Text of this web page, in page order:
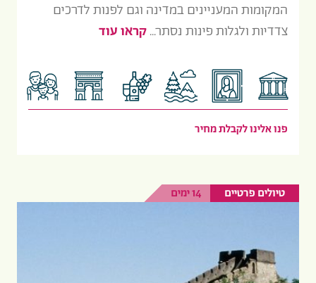
המקומות המעניינים במדינה וגם לפנות לדרכים
צדדיות ולגלות פינות נסתר...קראו עוד
פנו אלינו לקבלת מחיר
טיולים פרטיים 14 ימים